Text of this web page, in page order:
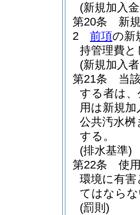
(新規加入
第20条
新
2
前項の新
持管理費
(新規加入
第21条
当
する者は
用は新規
公共汚水
する。
(排水基準)
第22条
使
環境に有
てはなら
(罰則)